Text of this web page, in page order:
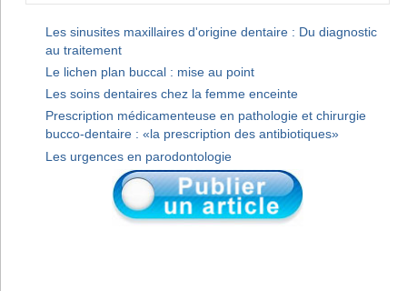
Les sinusites maxillaires d'origine dentaire : Du diagnostic
au traitement
Le lichen plan buccal : mise au point
Les soins dentaires chez la femme enceinte
Prescription médicamenteuse en pathologie et chirurgie
bucco-dentaire : «la prescription des antibiotiques»
Les urgences en parodontologie